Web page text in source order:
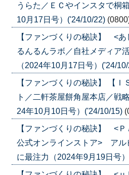
うらた／ＥＣやインスタで桐
10月17日号）('24/10/22)
【ファンづくりの秘訣】 <
るんるんラボ／自社メディア
（2024年10月17日号）('24/
【ファンづくりの秘訣】 【Ｉ
ト／二軒茶屋餅角屋本店／戦
24年10月10日号）('24/10/15)
【ファンづくりの秘訣】
公式オンラインストア> アル
に最注力（2024年9月19日号